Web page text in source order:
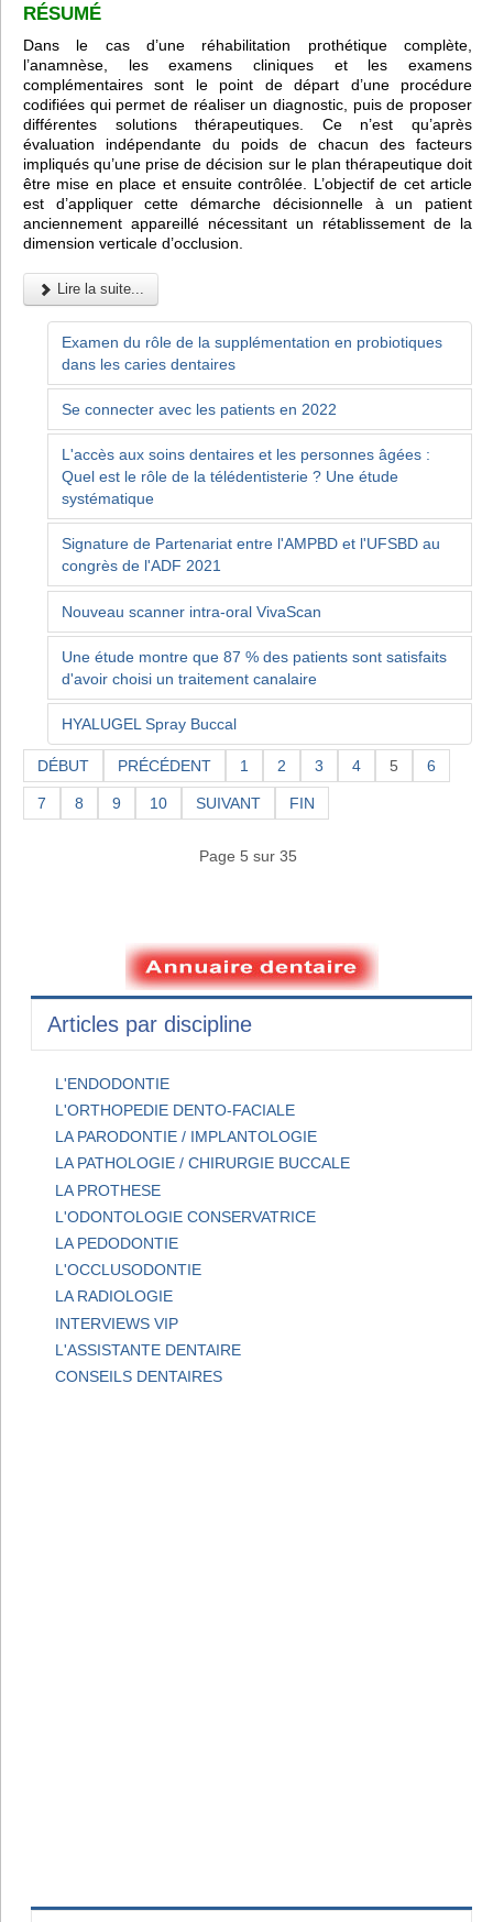
RÉSUMÉ
Dans le cas d’une réhabilitation prothétique complète,
l’anamnèse, les examens cliniques et les examens
complémentaires sont le point de départ d’une procédure
codifiées qui permet de réaliser un diagnostic, puis de proposer
différentes solutions thérapeutiques. Ce n’est qu’après
évaluation indépendante du poids de chacun des facteurs
impliqués qu’une prise de décision sur le plan thérapeutique doit
être mise en place et ensuite contrôlée. L’objectif de cet article
est d’appliquer cette démarche décisionnelle à un patient
anciennement appareillé nécessitant un rétablissement de la
dimension verticale d’occlusion.
Lire la suite...
Examen du rôle de la supplémentation en probiotiques
dans les caries dentaires
Se connecter avec les patients en 2022
L'accès aux soins dentaires et les personnes âgées :
Quel est le rôle de la télédentisterie ? Une étude
systématique
Signature de Partenariat entre l'AMPBD et l'UFSBD au
congrès de l'ADF 2021
Nouveau scanner intra-oral VivaScan
Une étude montre que 87 % des patients sont satisfaits
d'avoir choisi un traitement canalaire
HYALUGEL Spray Buccal
DÉBUT PRÉCÉDENT 1 2 3 4 5 6
7 8 9 10 SUIVANT FIN
Page 5 sur 35
Articles par discipline
L'ENDODONTIE
L'ORTHOPEDIE DENTO-FACIALE
LA PARODONTIE / IMPLANTOLOGIE
LA PATHOLOGIE / CHIRURGIE BUCCALE
LA PROTHESE
L'ODONTOLOGIE CONSERVATRICE
LA PEDODONTIE
L'OCCLUSODONTIE
LA RADIOLOGIE
INTERVIEWS VIP
L'ASSISTANTE DENTAIRE
CONSEILS DENTAIRES